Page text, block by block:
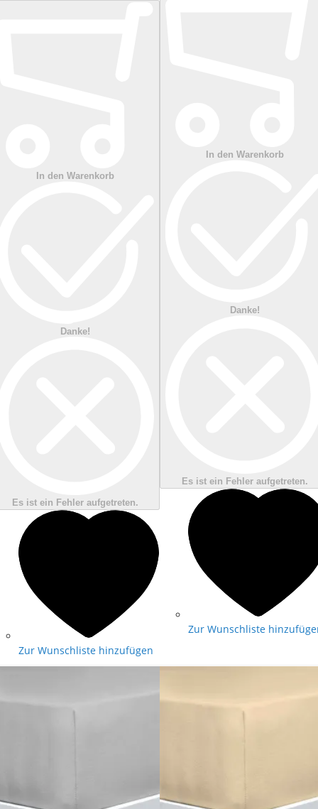
In den Warenkorb
Danke!
Es ist ein Fehler aufgetreten.
Zur Wunschliste hinzufügen
In den Warenkorb
Danke!
Es ist ein Fehler aufgetreten.
Zur Wunschliste